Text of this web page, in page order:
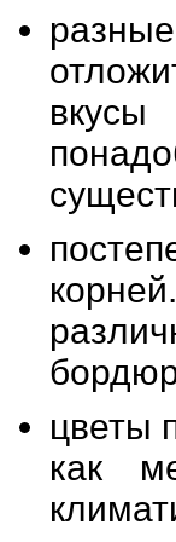
цветы
как